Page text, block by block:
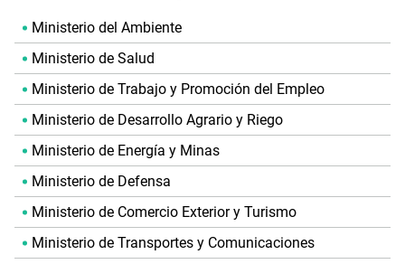
Ministerio del Ambiente
Ministerio de Salud
Ministerio de Trabajo y Promoción del Empleo
Ministerio de Desarrollo Agrario y Riego
Ministerio de Energía y Minas
Ministerio de Defensa
Ministerio de Comercio Exterior y Turismo
Ministerio de Transportes y Comunicaciones